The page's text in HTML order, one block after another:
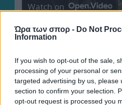
Ώρα των σπορ - Do Not
Information
If you wish to opt-out of the sale,
processing of your personal or
targeted advertising by us, please
section to confirm your selection.
opt-out request is processed you
Watch on
US: Scuffles break out